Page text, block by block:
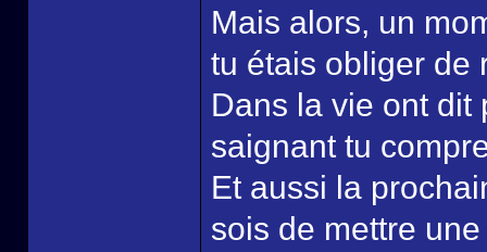
Mais alors, un
tu étais obliger de
Dans la vie ont dit
saignant tu
Et aussi la
sois de mettre